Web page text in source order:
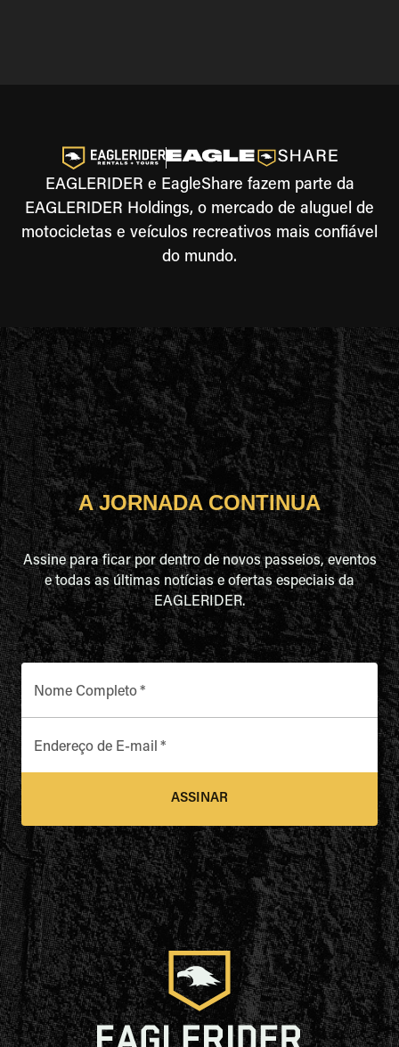
EAGLERIDER e EagleShare fazem parte da
EAGLERIDER Holdings, o mercado de aluguel de
motocicletas e veículos recreativos mais confiável
do mundo.
A JORNADA CONTINUA
Assine para ficar por dentro de novos passeios, eventos
e todas as últimas notícias e ofertas especiais da
EAGLERIDER.
Nome Completo*
Endereço de E-mail *
ASSINAR